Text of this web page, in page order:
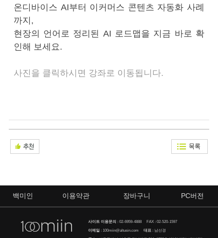
온디바이스 AI부터 이커머스 콘텐츠 자동화 사례
까지,
현장의 언어로 정리된 AI 로드맵을 지금 바로 확
인해 보세요.
사진을 클릭하시면 강좌로 이동됩니다.
백미인 이용약관 장바구니 PC버전
사이트 이용문의 :02-6959-4888 FAX : 02-520-1597
이메일 :100miin@altusin.com 대표 : 남선경